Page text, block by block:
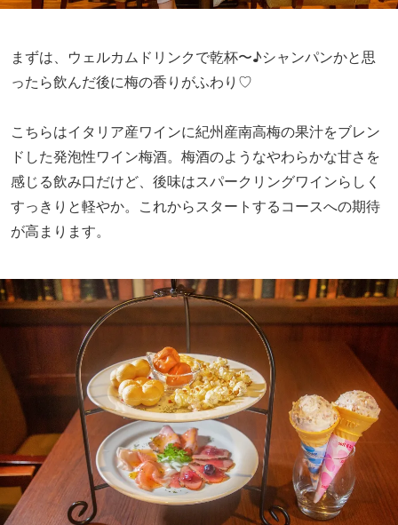
まずは、ウェルカムドリンクで乾杯〜♪シャンパンかと思
ったら飲んだ後に梅の香りがふわり♡
こちらはイタリア産ワインに紀州産南高梅の果汁をブレン
ドした発泡性ワイン梅酒。梅酒のようなやわらかな甘さを
感じる飲み口だけど、後味はスパークリングワインらしく
すっきりと軽やか。これからスタートするコースへの期待
が高まります。